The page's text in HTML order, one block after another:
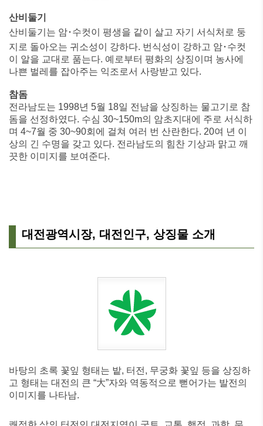
산비둘기
산비둘기는 암･수컷이 평생을 같이 살고 자기 서식처로 둥
지로 돌아오는 귀소성이 강하다. 번식성이 강하고 암･수컷
이 알을 교대로 품는다. 예로부터 평화의 상징이며 농사에
나쁜 벌레를 잡아주는 익조로서 사랑받고 있다.
참돔
전라남도는 1998년 5월 18일 전남을 상징하는 물고기로 참
돔을 선정하였다. 수심 30~150m의 암초지대에 주로 서식하
며 4~7월 중 30~90회에 걸쳐 여러 번 산란한다. 20여 년 이
상의 긴 수명을 갖고 있다. 전라남도의 힘찬 기상과 맑고 깨
끗한 이미지를 보여준다.
대전광역시장, 대전인구, 상징물 소개
바탕의 초록 꽃잎 형태는 밭, 터전, 무궁화 꽃잎 등을 상징하
고 형태는 대전의 큰 “大”자와 역동적으로 뻗어가는 발전의
이미지를 나타남.